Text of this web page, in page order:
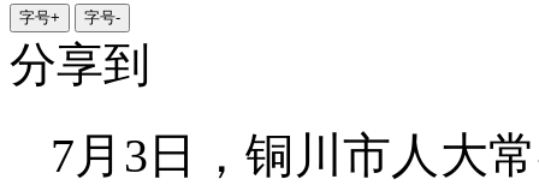
字号+ 字号-
分享到
7月3日，铜川市人大